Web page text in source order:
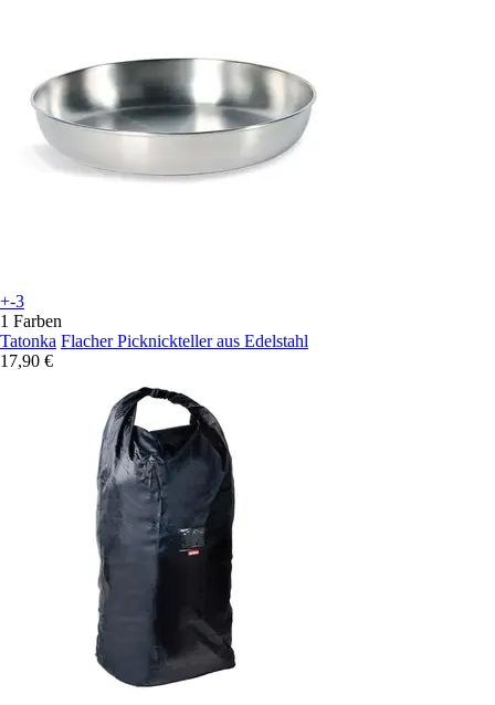
+-3
1 Farben
Tatonka Flacher Picknickteller aus Edelstahl
17,90 €